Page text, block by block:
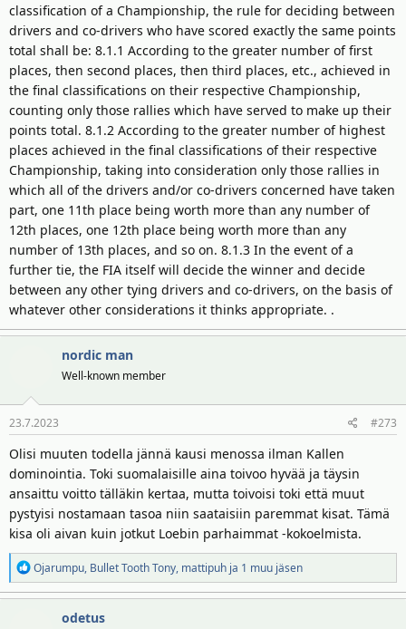
classification of a Championship, the rule for deciding between
drivers and co-drivers who have scored exactly the same points
total shall be: 8.1.1 According to the greater number of first
places, then second places, then third places, etc., achieved in
the final classifications on their respective Championship,
counting only those rallies which have served to make up their
points total. 8.1.2 According to the greater number of highest
places achieved in the final classifications of their respective
Championship, taking into consideration only those rallies in
which all of the drivers and/or co-drivers concerned have taken
part, one 11th place being worth more than any number of
12th places, one 12th place being worth more than any
number of 13th places, and so on. 8.1.3 In the event of a
further tie, the FIA itself will decide the winner and decide
between any other tying drivers and co-drivers, on the basis of
whatever other considerations it thinks appropriate. .
nordic man
Well-known member
23.7.2023 #273
Olisi muuten todella jännä kausi menossa ilman Kallen
dominointia. Toki suomalaisille aina toivoo hyvää ja täysin
ansaittu voitto tälläkin kertaa, mutta toivoisi toki että muut
pystyisi nostamaan tasoa niin saataisiin paremmat kisat. Tämä
kisa oli aivan kuin jotkut Loebin parhaimmat -kokoelmista.
R
e
a
Ojarumpu, Bullet Tooth Tony, mattipuh ja 1 muu jäsen
odetus